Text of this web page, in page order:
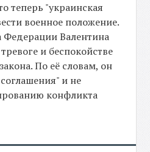
теперь "украинская
военное положение.
Федерации Валентина
и беспокойстве
По её словам, он
и не
конфликта